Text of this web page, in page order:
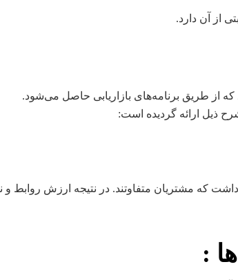
از آن دارد.
از طریق برنامه‌های بازاریابی حاصل می‌شود.
ذیل ارائه گردیده است:
که مشتریان متفاوتند. در نتیجه ارزش روابط و
: